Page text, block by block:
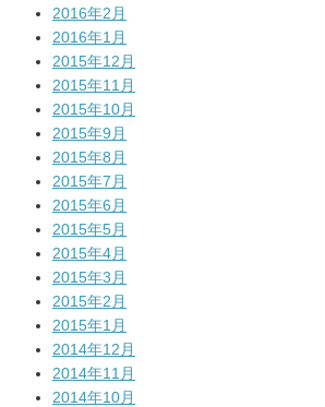
2016年2月
2016年1月
2015年12月
2015年11月
2015年10月
2015年9月
2015年8月
2015年7月
2015年6月
2015年5月
2015年4月
2015年3月
2015年2月
2015年1月
2014年12月
2014年11月
2014年10月